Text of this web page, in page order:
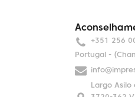
+351 256
Portugal -
Largo Asilo